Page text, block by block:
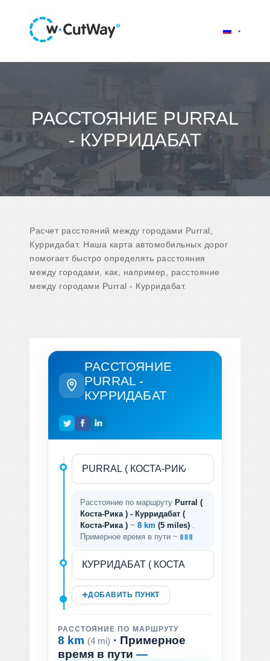
РАССТОЯНИЕ PURRAL
- КУРРИДАБАТ
Расчет расстояний между городами Purral,
Курридабат. Наша карта автомобильных дорог
помогает быстро определять расстояния
между городами, как, например, расстояние
между городами Purral - Курридабат.
РАССТОЯНИЕ
PURRAL -
КУРРИДАБАТ
Расстояние по маршруту Purral (
Коста-Рика ) - Курридабат (
Коста-Рика ) ~ 8 km (5 miles)
Примерное время в пути ~
ДОБАВИТЬ ПУНКТ
РАССТОЯНИЕ ПО МАРШРУТУ
8 km (4 mi) · Примерное
время в пути —